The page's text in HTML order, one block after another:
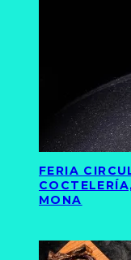
FERIA
MONA